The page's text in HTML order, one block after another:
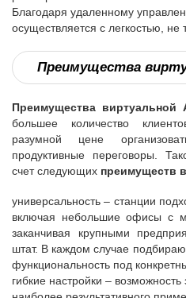
Благодаря удаленному
осуществляется с легкостью, не
Преимущества
Преимущества виртуальной
большее количество
разумной цене
продуктивные переговоры.
счет следующих преимуществ
универсальность – станции
включая небольшие офисы с
заканчивая крупными
штат. В каждом случае
функциональность под
гибкие настройки –